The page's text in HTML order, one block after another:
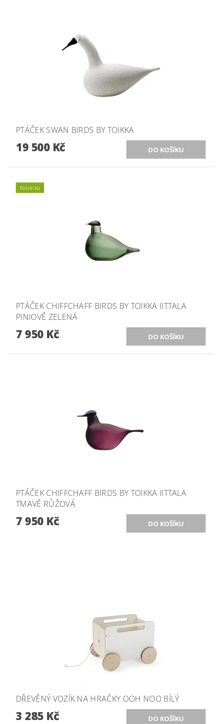
PTÁČEK SWAN BIRDS BY TOIKKA
19 500 Kč
Novinka
PTÁČEK CHIFFCHAFF BIRDS BY TOIKKA IITTALA
PINIOVĚ ZELENÁ
7 950 Kč
PTÁČEK CHIFFCHAFF BIRDS BY TOIKKA IITTALA
TMAVĚ RŮŽOVÁ
7 950 Kč
DŘEVĚNÝ VOZÍK NA HRAČKY OOH NOO BÍLÝ
3 285 Kč